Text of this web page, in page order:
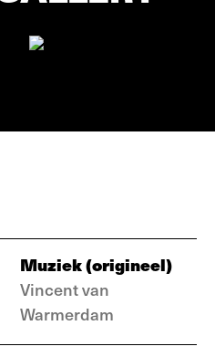
Muziek (origineel)
Vincent van
Warmerdam